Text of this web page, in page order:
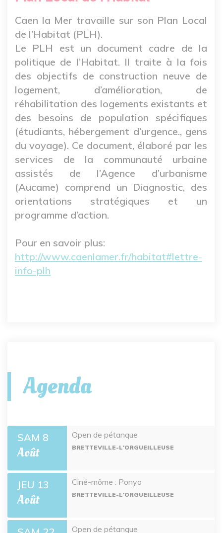
Caen la Mer travaille sur son Plan Local
de l’Habitat (PLH).
Le PLH est un document cadre de la
politique de l’Habitat. Il traite à la fois
des objectifs de construction neuve de
logement, d’amélioration, de
réhabilitation des logements existants et
des besoins de population spécifiques
(étudiants, hébergement d’urgence., gens
du voyage). Ce document, élaboré par les
services de la communauté urbaine
assistés de l’Agence d’urbanisme
(Aucame) comprend un Diagnostic, des
orientations stratégiques et un
programme d’action.
Pour en savoir plus:
http://www.caenlamer.fr/habitat#lettre-
info-plh
Agenda
SAM 8
Août
Open de pétanque
BRETTEVILLE-L'ORGUEILLEUSE
JEU 13
Août
Ciné-môme : Ponyo
BRETTEVILLE-L'ORGUEILLEUSE
Open de pétanque